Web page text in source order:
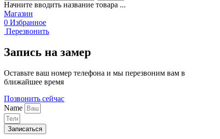
Начните вводить название товара ...
Магазин
0 Избранное
Перезвонить
Запись на замер
Оставьте ваш номер телефона и мы перезвоним вам в
ближайшее время
Позвонить сейчас
Name
Записаться